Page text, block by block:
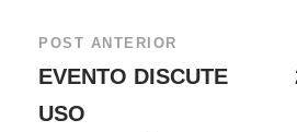
POST ANTERIOR
EVENTO DISCUTE
USO